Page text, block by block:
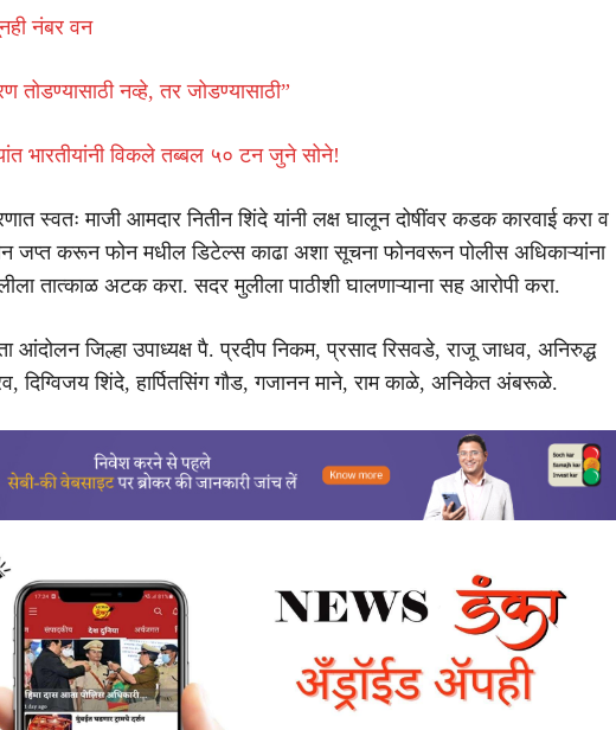
नंबर वन
तोडण्यासाठी नव्हे, तर जोडण्यासाठी”
भारतीयांनी विकले तब्बल ५० टन जुने सोने!
स्वतः माजी आमदार नितीन शिंदे यांनी लक्ष घालून दोषींवर कडक कारवाई करा व
जप्त करून फोन मधील डिटेल्स काढा अशा सूचना फोनवरून पोलीस अधिकाऱ्यांना
तात्काळ अटक करा. सदर मुलीला पाठीशी घालणाऱ्याना सह आरोपी करा.
आंदोलन जिल्हा उपाध्यक्ष पै. प्रदीप निकम, प्रसाद रिसवडे, राजू जाधव, अनिरुद्ध
दिग्विजय शिंदे, हार्पितसिंग गौड, गजानन माने, राम काळे, अनिकेत अंबरूळे.